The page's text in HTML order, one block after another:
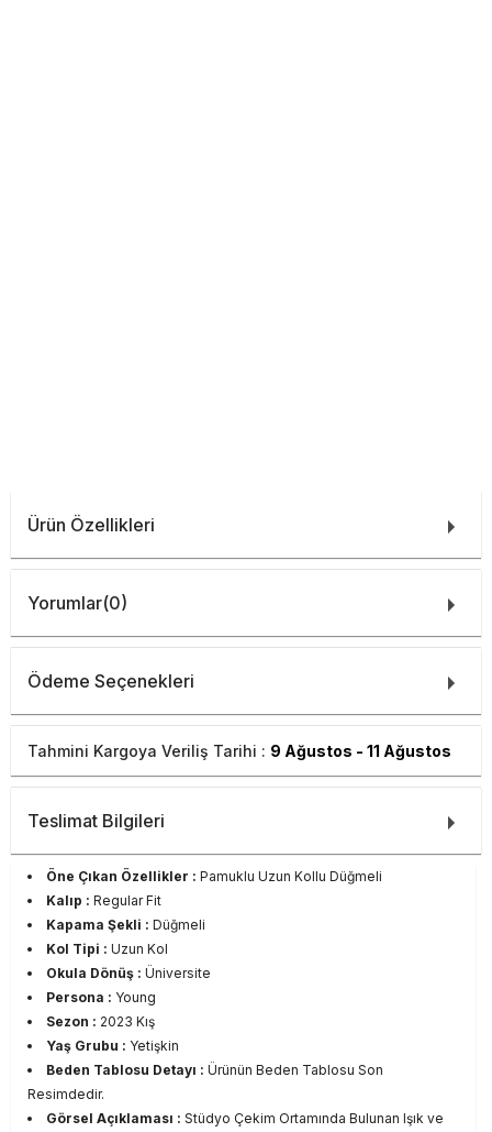
Ürün Özellikleri
Yorumlar(0)
Ödeme Seçenekleri
Tahmini Kargoya Veriliş Tarihi : 9 Ağustos - 11 Ağustos
Teslimat Bilgileri
Öne Çıkan Özellikler : Pamuklu Uzun Kollu Düğmeli
Kalıp : Regular Fit
Kapama Şekli : Düğmeli
Kol Tipi : Uzun Kol
Okula Dönüş : Üniversite
Persona : Young
Sezon : 2023 Kış
Yaş Grubu : Yetişkin
Beden Tablosu Detayı : Ürünün Beden Tablosu Son
Resimdedir.
Görsel Açıklaması : Stüdyo Çekim Ortamında Bulunan Işık ve